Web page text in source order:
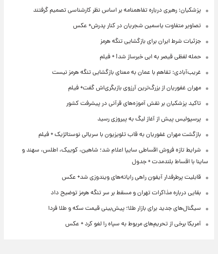
پزشکیان: رهبری درباره تفاهمنامه بر اساس نظر کارشناسی تصمیم گرفتند
تصاویر متفاوت یاسمین شجریان در کنار پدرش+ عکس
جزئیات شرط ایران برای بازگشایی تنگه هرمز
حمله لفظی قیصر به ابی خبرساز شد! + فیلم
غریب‌آبادی: تفاهم با عمان به معنای بازگشایی تنگه هرمز نیست
مهران غفوریان از بزرگ‌ترین آرزوی بازیگری‌اش گفت+ فیلم
تاکید پزشکیان بر نقش آموزه‌های قرآنی در پیشرفت کشور
پرسپولیس پیش از آغاز لیگ به پیروزی رسید
بازگشت مهران غفوریان به قاب تلویزیون با سریالی نوستالژیک + فیلم
شرایط تازه فروش اقساطی سایپا اعلام شد؛ شاهین، کوییک، اطلس، سهند و
ساینا با اقساط بلندمدت + جدول
قابلیت پرطرفدار آیفون راهی رایانه‌های ویندوزی شد+ عکس
بقایی درباره مذاکرات تهران و مسقط بر سر تنگه هرمز توضیح داد
سیگنال‌های جدید برای بازار طلا؛ پیش‌بینی قیمت سکه و طلا فردا
آمریکا برخی از تحریم‌های مربوط به سپاه را لغو کرد + عکس